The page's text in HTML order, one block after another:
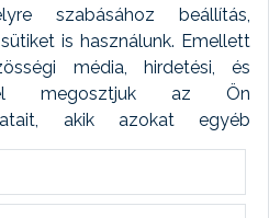
szabásához beállítás,
is használunk. Emellett
média, hirdetési, és
megosztjuk az Ön
akik azokat egyéb
kombinálhatják. A sütik
naplózást végzünk és
automatikusan töröljük. A
modul